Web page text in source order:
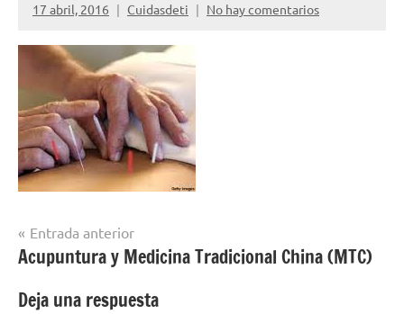
17 abril, 2016 Cuidasdeti No hay comentarios
Navegación
de
entradas
Entrada anterior
Acupuntura y Medicina Tradicional China (MTC)
Deja una respuesta